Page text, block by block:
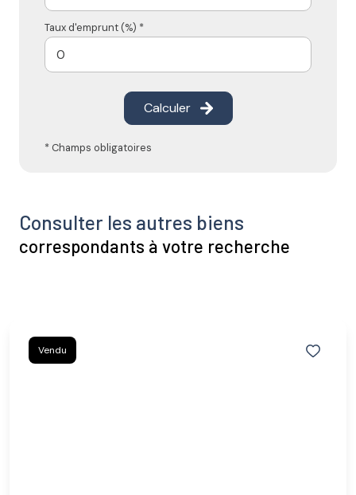
Taux d'emprunt (%) *
Calculer
* Champs obligatoires
Consulter les autres biens
correspondants à votre recherche
Vendu